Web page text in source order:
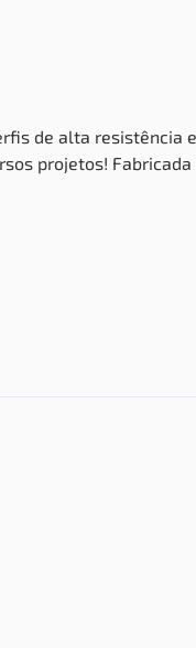
de alta resistência
projetos!